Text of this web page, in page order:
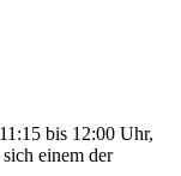
bis 12:00 Uhr,
einem der